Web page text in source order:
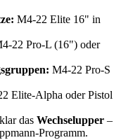
M4-22 Elite 16" in
22 Pro-L (16") oder
M4-22 Pro-S
Elite-Alpha oder Pistol
klar das Wechselupper –
Programm.